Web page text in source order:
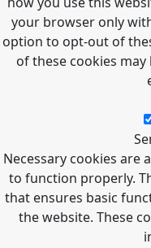
your browser only
option to opt-out of
of these cookies
Necessary cookies are
to function properly.
that ensures basic
the website. These